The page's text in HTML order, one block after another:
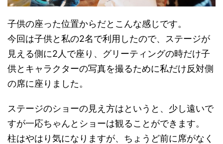
子供の座った位置からだとこんな感じです。
今回は子供と私の2名で利用したので、ステージが
見える側に2人で座り、グリーティングの時だけ子
供とキャラクターの写真を撮るために私だけ反対側
の席に座りました。
ステージのショーの見え方はというと、少し遠いで
すが一応ちゃんとショーは観ることができます。
柱はやはり気になりますが、ちょうど前に席がなく